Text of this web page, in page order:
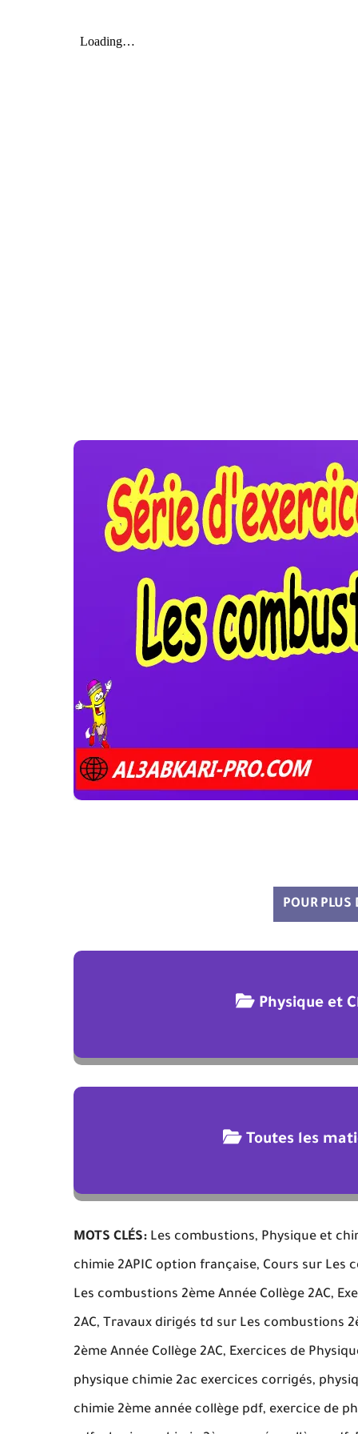
POUR PLUS
Physique et
Toutes les
MOTS CLÉS: Les combustions, Physique et
chimie 2APIC option française, Cours sur Les
Les combustions 2ème Année Collège 2AC,
2AC, Travaux dirigés td sur Les combustions
2ème Année Collège 2AC, Exercices de
physique chimie 2ac exercices corrigés,
chimie 2ème année collège pdf, exercice de